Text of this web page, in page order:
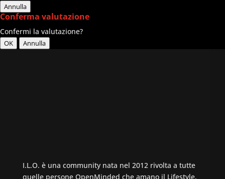
Annulla
Conferma valutazione
Confermi la valutazione?
OK Annulla
I.L.O. è una community nata nel 2012 rivolta a tutte
quelle persone OpenMinded che amano il Lifestyle,